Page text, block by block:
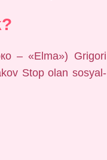
– «Elma») Grigori
Stop olan sosyal-